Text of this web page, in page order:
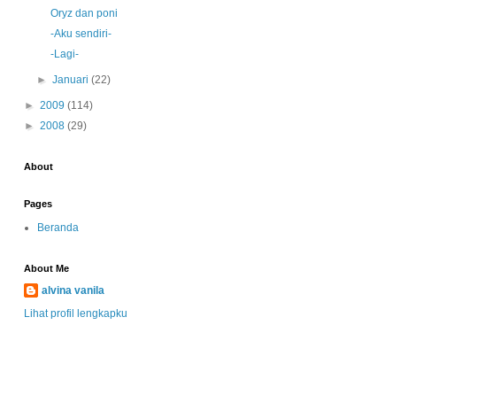
Oryz dan poni
-Aku sendiri-
-Lagi-
►Januari(22)
► 2009 (114)
► 2008 (29)
About
Pages
Beranda
About Me
alvina vanila
Lihat profil lengkapku